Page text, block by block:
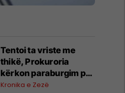
Tentoi ta vriste me
thikë, Prokuroria
kërkon paraburgim për
të dyshuarin në
Kronika e Zezë